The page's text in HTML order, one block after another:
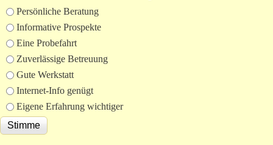
Auswahlmöglichkeiten
Persönliche Beratung
Informative Prospekte
Eine Probefahrt
Zuverlässige Betreuung
Gute Werkstatt
Internet-Info genügt
Eigene Erfahrung wichtiger